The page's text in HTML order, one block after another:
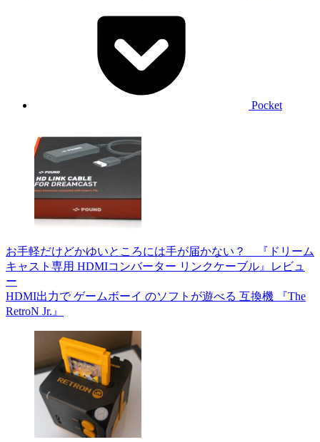
Pocket
お手軽だけどかゆいところには手が届かない？ 『ドリーム
キャスト専用 HDMIコンバーター リンクケーブル』レビュ
ー
HDMI出力で ゲームボーイ のソフトが遊べる 互換機 『The
RetroN Jr.』